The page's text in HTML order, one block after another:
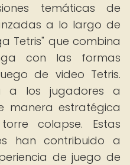
temáticas de
a lo largo de
Tetris" que combina
con las formas
de video Tetris.
a los jugadores a
manera estratégica
colapse. Estas
han contribuido a
de juego de